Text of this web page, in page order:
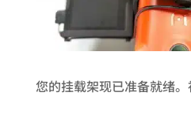
您的挂载架现已准备就绪。